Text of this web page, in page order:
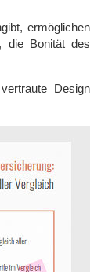
ermöglichen
die Bonität des
Design